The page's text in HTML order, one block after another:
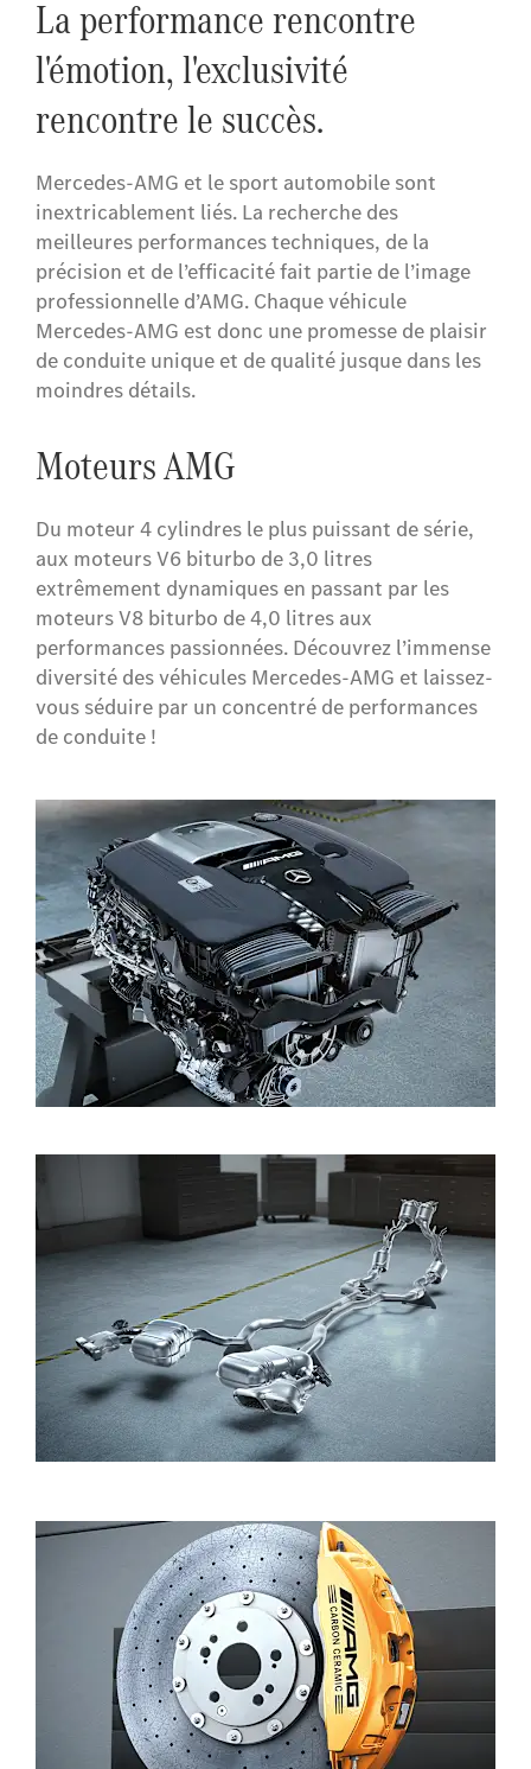
La performance rencontre
l'émotion, l'exclusivité
rencontre le succès.
Mercedes-AMG et le sport automobile sont
inextricablement liés. La recherche des
meilleures performances techniques, de la
précision et de l’efficacité fait partie de l’image
professionnelle d’AMG. Chaque véhicule
Mercedes-AMG est donc une promesse de plaisir
de conduite unique et de qualité jusque dans les
moindres détails.
Moteurs AMG
Du moteur 4 cylindres le plus puissant de série,
aux moteurs V6 biturbo de 3,0 litres
extrêmement dynamiques en passant par les
moteurs V8 biturbo de 4,0 litres aux
performances passionnées. Découvrez l’immense
diversité des véhicules Mercedes-AMG et laissez-
vous séduire par un concentré de performances
de conduite !